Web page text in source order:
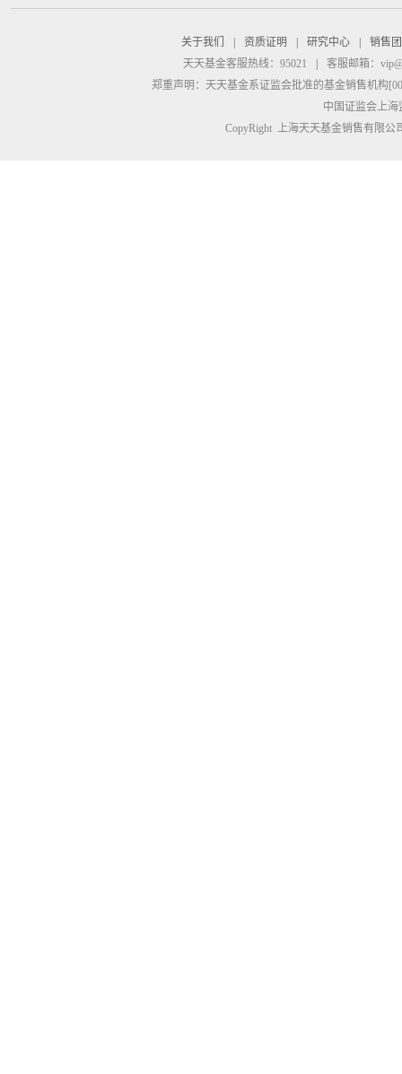
关于我们 资质证明 研究中心
销售
天天基金客服热线：95021
客服邮箱：
郑重声明： 天天基金系证监会批准的基金销售机构
中国证监会上
CopyRight 上海天天基金销售有限